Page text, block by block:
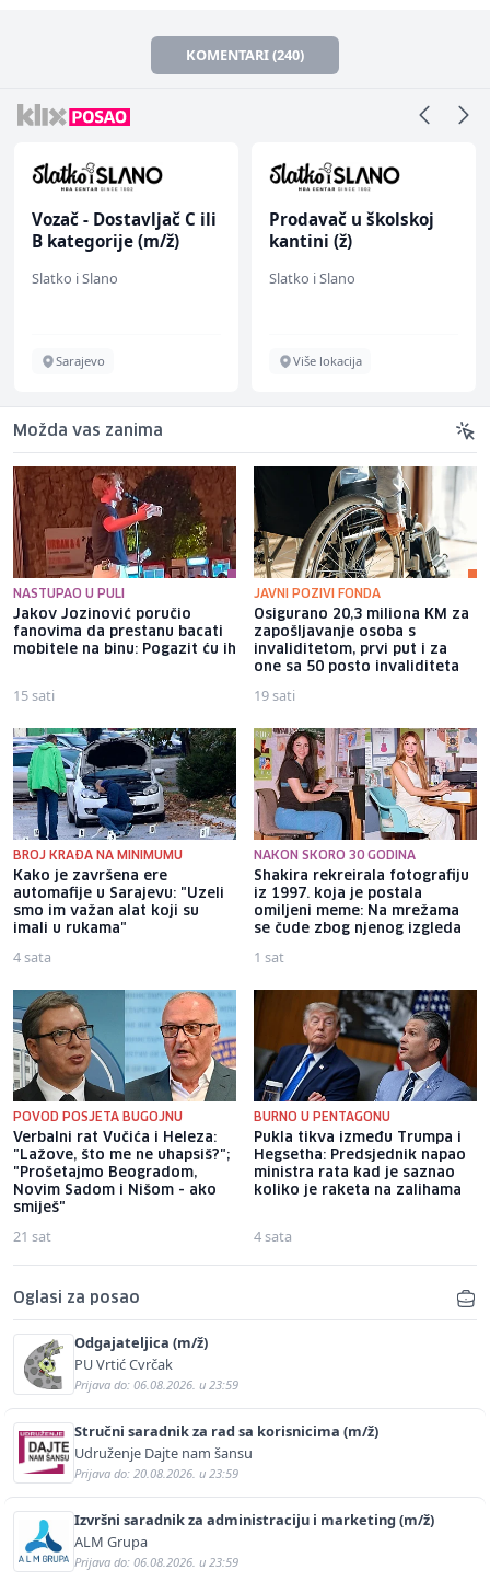
KOMENTARI (240)
C ili
Prodavač u školskoj
kantini (ž)
Slatko i Slano
Hostesa (ž)
Bosnian House
Inostranstvo
Možda vas zanima
NASTUPAO U PULI
Jakov Jozinović poručio
fanovima da prestanu bacati
mobitele na binu: Pogazit ću ih
15 sati
JAVNI POZIVI FONDA
Osigurano 20,3 miliona KM za
zapošljavanje osoba s
invaliditetom, prvi put i za
one sa 50 posto invaliditeta
19 sati
BROJ KRAĐA NA MINIMUMU
Kako je završena ere
automafije u Sarajevu: "Uzeli
smo im važan alat koji su
imali u rukama"
4 sata
NAKON SKORO 30 GODINA
Shakira rekreirala fotografiju
iz 1997. koja je postala
omiljeni meme: Na mrežama
se čude zbog njenog izgleda
1 sat
POVOD POSJETA BUGOJNU
Verbalni rat Vučića i Heleza:
"Lažove, što me ne uhapsiš?";
"Prošetajmo Beogradom,
Novim Sadom i Nišom - ako
smiješ"
21 sat
BURNO U PENTAGONU
Pukla tikva između Trumpa i
Hegsetha: Predsjednik napao
ministra rata kad je saznao
koliko je raketa na zalihama
4 sata
Oglasi za posao
Odgajateljica (m/ž)
PU Vrtić Cvrčak
Prijava do: 06.08.2026. u 23:59
Stručni saradnik za rad sa korisnicima (m/ž)
Udruženje Dajte nam šansu
Prijava do: 20.08.2026. u 23:59
Izvršni saradnik za administraciju i marketing (m/ž)
ALM Grupa
Prijava do: 06.08.2026. u 23:59